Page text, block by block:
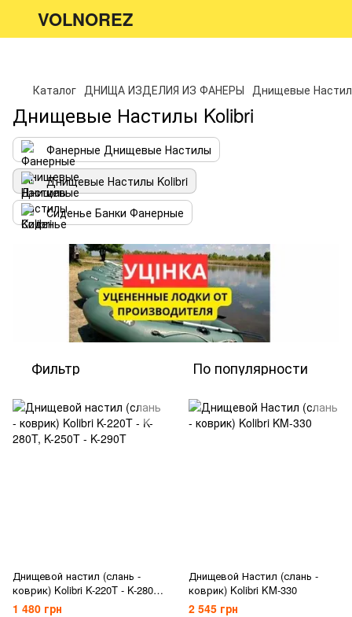
VOLNOREZ
Каталог ДНИЩА ИЗДЕЛИЯ ИЗ ФАНЕРЫ Днищевые
Днищевые Настилы Kolibri
Фанерные Днищевые Настилы
Днищевые Настилы Kolibri
Сиденье Банки Фанерные
Фильтр По популярности
Днищевой настил (слань -
коврик) Kolibri K-220T - K-280T,
K-250T - K-290T
1 480 грн
Днищевой Настил (слань -
коврик) Kolibri KM-330
2 545 грн